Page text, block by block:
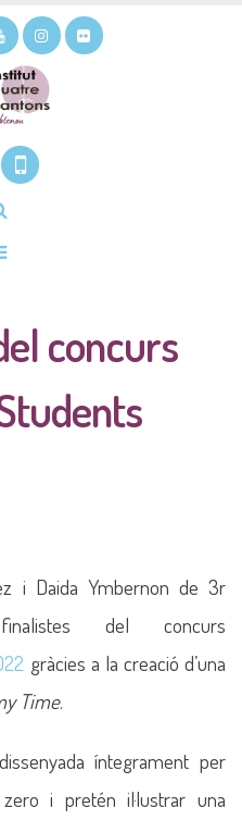
concurs
i Daida Ymbernon de 3r
del concurs
gràcies a la creació d’una
Time.
íntegrament per
i pretén il·lustrar una